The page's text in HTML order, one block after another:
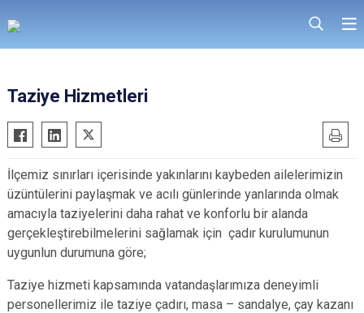
Taziye Hizmetleri
İlçemiz sınırları içerisinde yakınlarını kaybeden ailelerimizin
üzüntülerini paylaşmak ve acılı günlerinde yanlarında olmak
amacıyla taziyelerini daha rahat ve konforlu bir alanda
gerçekleştirebilmelerini sağlamak için çadır kurulumunun
uygunlun durumuna göre;
Taziye hizmeti kapsamında vatandaşlarımıza deneyimli
personellerimiz ile taziye çadırı, masa – sandalye, çay kazanı